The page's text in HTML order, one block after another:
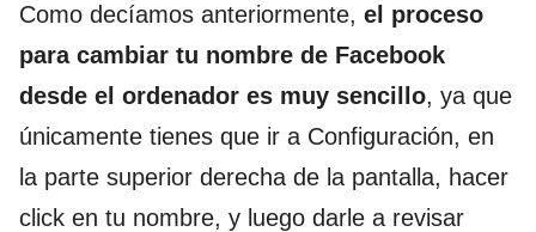
Como decíamos anteriormente, el proceso
para cambiar tu nombre de Facebook
desde el ordenador es muy sencillo, ya que
únicamente tienes que ir a Configuración, en
la parte superior derecha de la pantalla, hacer
click en tu nombre, y luego darle a revisar